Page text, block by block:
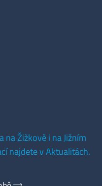
na Žižkově i na Jižním
najdete v Aktualitách.